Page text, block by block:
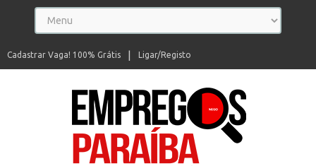
Ligar/Registo
Cadastrar Vaga! 100% Grátis